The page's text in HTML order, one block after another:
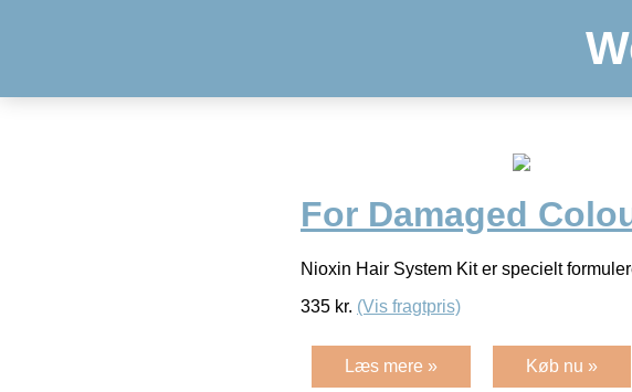
For Damaged
Nioxin Hair System Kit er specielt
335 kr. (Vis fragtpris)
Læs mere » Køb nu »